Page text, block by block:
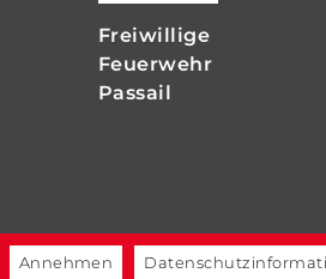
Annehmen
Freiwillige
Feuerwehr
Passail